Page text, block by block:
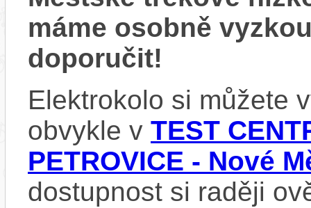
máme osobně
doporučit!
Elektrokolo si můžete
obvykle v TEST
PETROVICE - Nové
dostupnost si raději